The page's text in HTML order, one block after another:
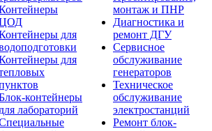
для
для
контейнеры
для лабораторий
монтаж и ПНР
Диагностика и
ремонт ДГУ
Сервисное
обслуживание
генераторов
Техническое
обслуживание
электростанций
Ремонт блок-